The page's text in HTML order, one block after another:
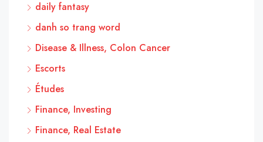
daily fantasy
danh so trang word
Disease & Illness, Colon Cancer
Escorts
Études
Finance, Investing
Finance, Real Estate